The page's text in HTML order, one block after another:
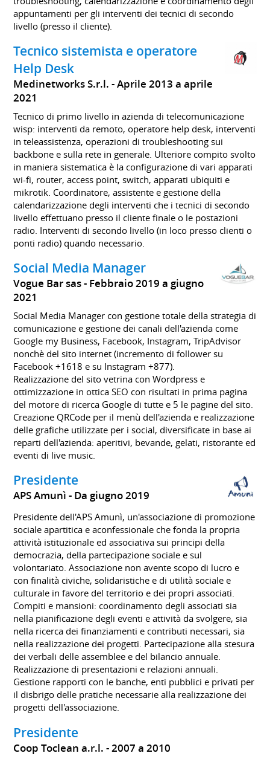
appuntamenti per gli interventi dei tecnici di secondo
livello (presso il cliente).
Tecnico sistemista e operatore
Help Desk
Medinetworks S.r.l.
Aprile 2013 a aprile
2021
Tecnico di primo livello in azienda di telecomunicazione
wisp: interventi da remoto, operatore help desk, interventi
in teleassistenza, operazioni di troubleshooting sui
backbone e sulla rete in generale. Ulteriore compito svolto
in maniera sistematica è la configurazione di vari apparati
wi-fi, router, access point, switch, apparati ubiquiti e
mikrotik. Coordinatore, assistente e gestione della
calendarizzazione degli interventi che i tecnici di secondo
livello effettuano presso il cliente finale o le postazioni
radio. Interventi di secondo livello (in loco presso clienti o
ponti radio) quando necessario.
Social Media Manager
Vogue Bar sas
Febbraio 2019 a giugno
2021
Social Media Manager con gestione totale della strategia di
comunicazione e gestione dei canali dell'azienda come
Google my Business, Facebook, Instagram, TripAdvisor
nonchè del sito internet (incremento di follower su
Facebook +1618 e su Instagram +877).
Realizzazione del sito vetrina con Wordpress e
ottimizzazione in ottica SEO con risultati in prima pagina
del motore di ricerca Google di tutte e 5 le pagine del sito.
Creazione QRCode per il menù dell'azienda e realizzazione
delle grafiche utilizzate per i social, diversificate in base ai
reparti dell'azienda: aperitivi, bevande, gelati, ristorante ed
eventi di live music.
Presidente
APS Amunì Da giugno 2019
Presidente dell'APS Amunì, un'associazione di promozione
sociale apartitica e aconfessionale che fonda la propria
attività istituzionale ed associativa sui principi della
democrazia, della partecipazione sociale e sul
volontariato. Associazione non avente scopo di lucro e
con finalità civiche, solidaristiche e di utilità sociale e
culturale in favore del territorio e dei propri associati.
Compiti e mansioni: coordinamento degli associati sia
nella pianificazione degli eventi e attività da svolgere, sia
nella ricerca dei finanziamenti e contributi necessari, sia
nella realizzazione dei progetti. Partecipazione alla stesura
dei verbali delle assemblee e del bilancio annuale.
Realizzazione di presentazioni e relazioni annuali.
Gestione rapporti con le banche, enti pubblici e privati per
il disbrigo delle pratiche necessarie alla realizzazione dei
progetti dell'associazione.
Presidente
Coop Toclean a.r.l. 2007 a 2010